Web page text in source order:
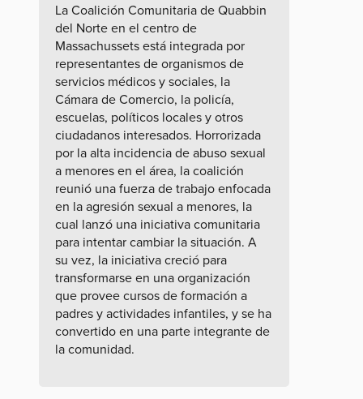
La Coalición Comunitaria de Quabbin
del Norte en el centro de
Massachussets está integrada por
representantes de organismos de
servicios médicos y sociales, la
Cámara de Comercio, la policía,
escuelas, políticos locales y otros
ciudadanos interesados. Horrorizada
por la alta incidencia de abuso sexual
a menores en el área, la coalición
reunió una fuerza de trabajo enfocada
en la agresión sexual a menores, la
cual lanzó una iniciativa comunitaria
para intentar cambiar la situación. A
su vez, la iniciativa creció para
transformarse en una organización
que provee cursos de formación a
padres y actividades infantiles, y se ha
convertido en una parte integrante de
la comunidad.